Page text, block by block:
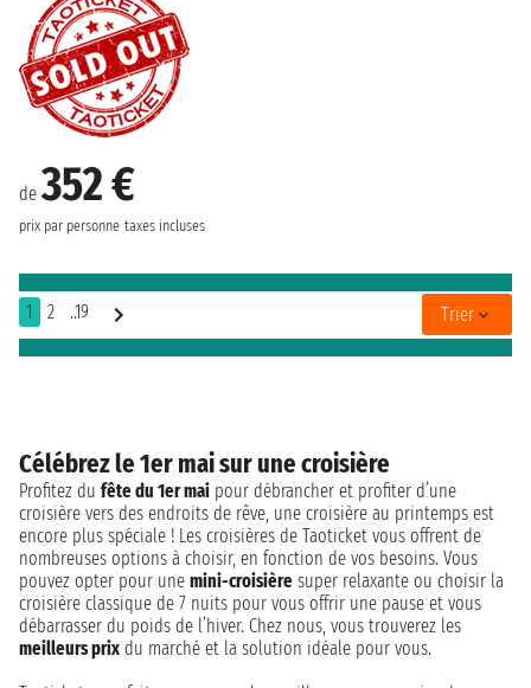
Célébrez le 1er mai sur une croisière
Profitez du fête du 1er mai pour débrancher et profiter d’une
croisière vers des endroits de rêve, une croisière au printemps est
encore plus spéciale ! Les croisières de Taoticket vous offrent de
nombreuses options à choisir, en fonction de vos besoins. Vous
pouvez opter pour une mini-croisière super relaxante ou choisir la
croisière classique de 7 nuits pour vous offrir une pause et vous
débarrasser du poids de l’hiver. Chez nous, vous trouverez les
meilleurs prix du marché et la solution idéale pour vous.
de352 €
prix par personne taxes incluses
1 2 ..19 Trier